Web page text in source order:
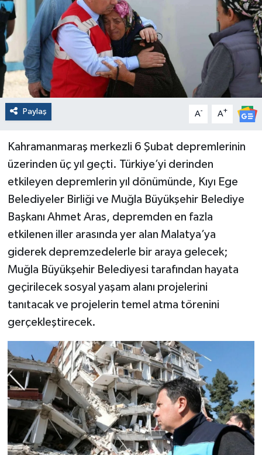
Paylaş A- A+
Kahramanmaraş merkezli 6 Şubat depremlerinin
üzerinden üç yıl geçti. Türkiye’yi derinden
etkileyen depremlerin yıl dönümünde, Kıyı Ege
Belediyeler Birliği ve Muğla Büyükşehir Belediye
Başkanı Ahmet Aras, depremden en fazla
etkilenen iller arasında yer alan Malatya’ya
giderek depremzedelerle bir araya gelecek;
Muğla Büyükşehir Belediyesi tarafından hayata
geçirilecek sosyal yaşam alanı projelerini
tanıtacak ve projelerin temel atma törenini
gerçekleştirecek.